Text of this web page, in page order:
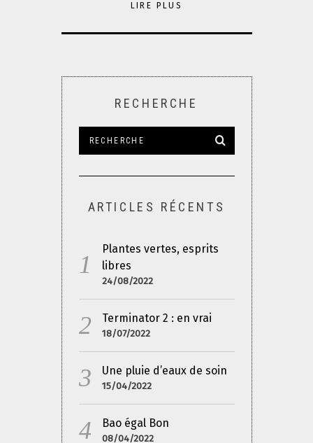
LIRE PLUS
RECHERCHE
ARTICLES RÉCENTS
Plantes vertes, esprits
libres
24/08/2022
Terminator 2 : en vrai
18/07/2022
Une pluie d’eaux de soin
15/04/2022
Bao égal Bon
08/04/2022